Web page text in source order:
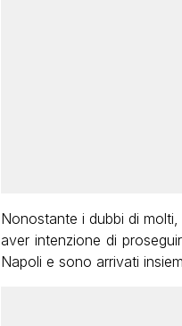
Nonostante i dubbi di
aver intenzione di
Napoli e sono arrivati